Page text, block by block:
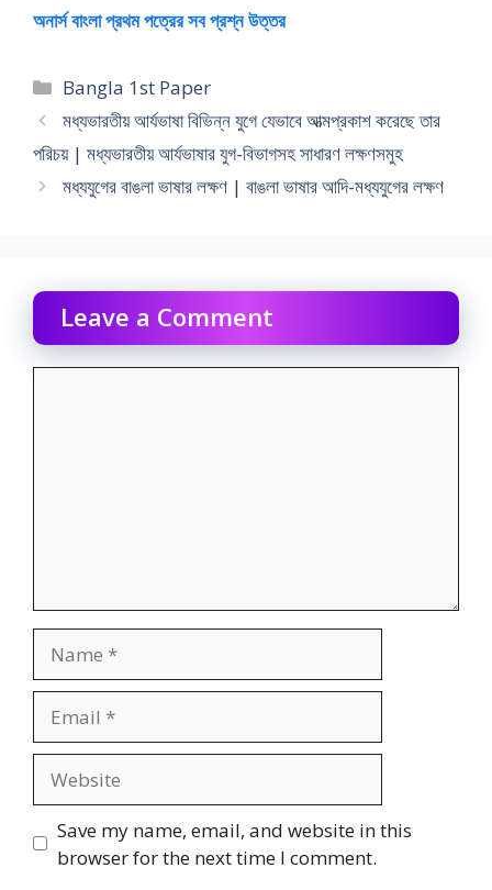
অনার্স বাংলা প্রথম পত্রের সব প্রশ্ন উত্তর
Categories
Bangla 1st Paper
মধ্যভারতীয় আর্যভাষা বিভিন্ন যুগে যেভাবে আত্মপ্রকাশ করেছে তার
পরিচয় | মধ্যভারতীয় আর্যভাষার যুগ-বিভাগসহ সাধারণ লক্ষণসমুহ
মধ্যযুগের বাঙলা ভাষার লক্ষণ | বাঙলা ভাষার আদি-মধ্যযুগের লক্ষণ
Leave a Comment
Save my name, email, and website in this
browser for the next time I comment.